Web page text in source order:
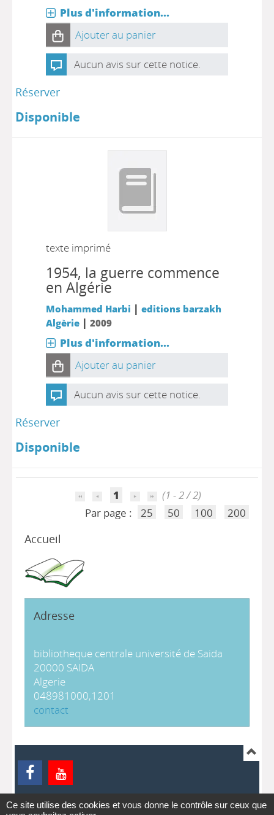
Plus d'information...
Ajouter au panier
Aucun avis sur cette notice.
Réserver
Disponible
texte imprimé
1954, la guerre commence
en Algérie
Mohammed Harbi | editions barzakh
Algèrie| 2009
Plus d'information...
Ajouter au panier
Aucun avis sur cette notice.
Réserver
Disponible
1
(1 - 2 / 2)
Par page :
25 50 100 200
Accueil
Adresse
bibliotheque centrale université de Saida
20000 SAIDA
Algerie
048981000,1201
contact
Ce site utilise des cookies et vous donne le contrôle sur ceux que